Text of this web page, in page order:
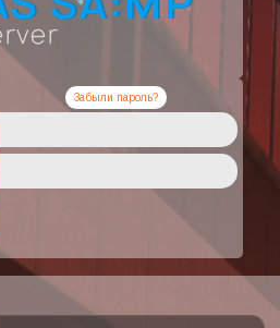
Забыли пароль?